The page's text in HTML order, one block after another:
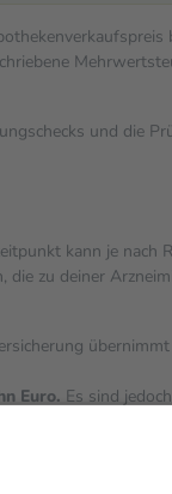
und die
kann je nach
zu deiner
Euro. Es sind